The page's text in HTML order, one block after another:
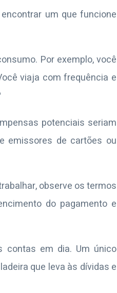
um que funcione
Por exemplo, você
viaja com frequência e
potenciais seriam
emissores de cartões ou
observe os termos
do pagamento e
contas em dia. Um único
que leva às dívidas e